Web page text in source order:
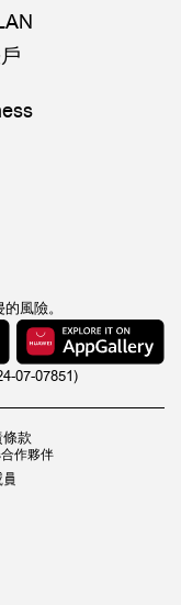
風險。
07-07851)
條款
作夥伴